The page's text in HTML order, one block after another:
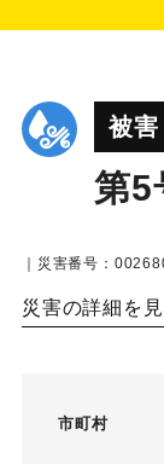
被害
第5
｜災害番号：
災害の詳細を
市町村